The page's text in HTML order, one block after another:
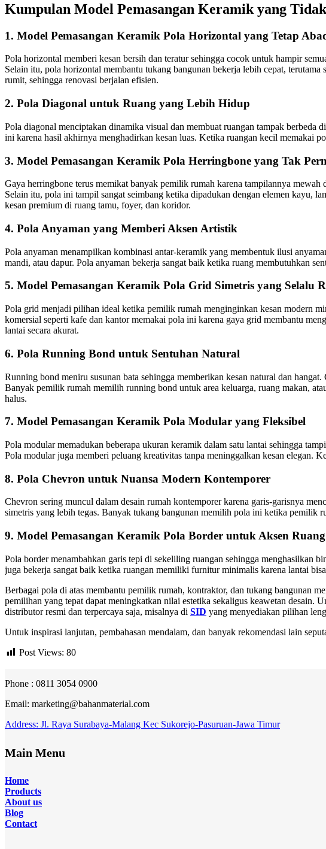
Kumpulan Model Pemasangan Keramik yang
1. Model Pemasangan Keramik Pola Horizontal yang Tetap
Pola horizontal memberi kesan bersih dan teratur sehingga cocok untuk hampir
Selain itu, pola horizontal membantu tukang bangunan bekerja lebih cepat,
rumit, sehingga renovasi berjalan efisien.
2. Pola Diagonal untuk Ruang yang Lebih Hidup
Pola diagonal menciptakan dinamika visual dan membuat ruangan tampak
ini karena hasil akhirnya menghadirkan kesan luas. Ketika ruangan kecil memakai
3. Model Pemasangan Keramik Pola Herringbone yang Tak
Gaya herringbone terus memikat banyak pemilik rumah karena tampilannya
Selain itu, pola ini tampil sangat seimbang ketika dipadukan dengan elemen kayu,
kesan premium di ruang tamu, foyer, dan koridor.
4. Pola Anyaman yang Memberi Aksen Artistik
Pola anyaman menampilkan kombinasi antar-keramik yang membentuk ilusi
mandi, atau dapur. Pola anyaman bekerja sangat baik ketika ruang membutuhkan
5. Model Pemasangan Keramik Pola Grid Simetris yang Selalu
Pola grid menjadi pilihan ideal ketika pemilik rumah menginginkan kesan modern
komersial seperti kafe dan kantor memakai pola ini karena gaya grid membantu
lantai secara akurat.
6. Pola Running Bond untuk Sentuhan Natural
Running bond meniru susunan bata sehingga memberikan kesan natural dan
Banyak pemilik rumah memilih running bond untuk area keluarga, ruang makan,
halus.
7. Model Pemasangan Keramik Pola Modular yang Fleksibel
Pola modular memadukan beberapa ukuran keramik dalam satu lantai sehingga
Pola modular juga memberi peluang kreativitas tanpa meninggalkan kesan elegan.
8. Pola Chevron untuk Nuansa Modern Kontemporer
Chevron sering muncul dalam desain rumah kontemporer karena garis-garisnya
simetris yang lebih tegas. Banyak tukang bangunan memilih pola ini ketika pemilik
9. Model Pemasangan Keramik Pola Border untuk Aksen
Pola border menambahkan garis tepi di sekeliling ruangan sehingga menghasilkan
juga bekerja sangat baik ketika ruangan memiliki furnitur minimalis karena lantai
Berbagai pola di atas membantu pemilik rumah, kontraktor, dan tukang bangunan
pemilihan yang tepat dapat meningkatkan nilai estetika sekaligus keawetan desain.
distributor resmi dan terpercaya saja, misalnya di SID yang menyediakan pilihan
Untuk inspirasi lanjutan, pembahasan mendalam, dan banyak rekomendasi lain
Post Views: 80
Phone : 0811 3054 0900
Email: marketing@bahanmaterial.com
Address: Jl. Raya Surabaya-Malang Kec Sukorejo-Pasuruan-Jawa Timur
Main Menu
Home
Products
About us
Blog
Contact